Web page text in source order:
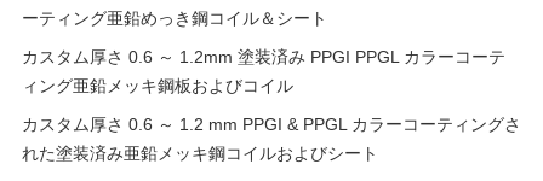
ーティング亜鉛めっき鋼コイル＆シート
カスタム厚さ 0.6 ～ 1.2mm 塗装済み PPGI PPGL カラーコーテ
ィング亜鉛メッキ鋼板およびコイル
カスタム厚さ 0.6 ～ 1.2 mm PPGI & PPGL カラーコーティングさ
れた塗装済み亜鉛メッキ鋼コイルおよびシート